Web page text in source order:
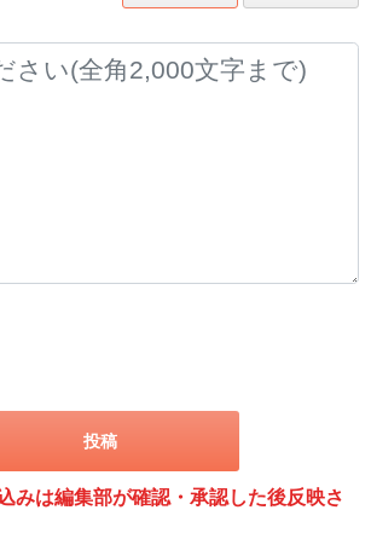
みは編集部が確認・承認した後反映さ